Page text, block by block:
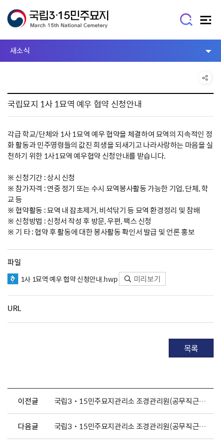
새소식
국립묘지 1사 1묘역 예우 협약 신청안내
각급 학교/단체와 1사 1묘역 예우 협약을 체결하여 묘역의 지속적인 정
화 활동과 민주영령들의 값진 희생을 되새기고 나라사랑하는 마음을 실
천하기 위한 1사1묘역 예우협약 신청안내를 받습니다.
※ 신청기간 : 상시 신청
※ 참가자격 : 연중 정기 또는 수시 묘역봉사활동 가능한 기업, 단체, 학
교 등
※ 협약활동 : 묘역 내 잡초제거, 비석닦기 등 묘역 환경정리 및 참배
※ 신청방법 : 신청서 작성 후 방문, 우편, 팩스 신청
※ 기 타 : 협약 후 활동에 대한 봉사활동 확인서 발급 및 언론 홍보
파일
1사 1묘역 예우 협약 신청안내.hwp 미리보기
URL
목록
이전글 국립3˙15민주묘지관리소 조경관리원(공무직근로자) 채용 공고
다음글 국립3˙15민주묘지관리소 조경관리원(공무직근로자) 채용 공고